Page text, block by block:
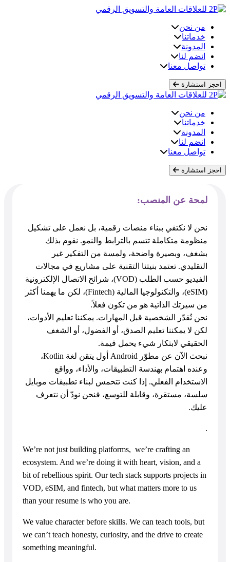
Skip
contentمن نحن
خدماتنا
المدونة
انضم لنا
تواصل معنا
احجز استشارة
من نحن
خدماتنا
المدونة
انضم لنا
تواصل معنا
احجز استشارة
لمحة عن المنصب:
نحن لا نكتفي ببناء منصات رقمية، بل نعمل على تشكيل
منظومة متكاملة تتسم بالترابط والنمو. نقوم بذلك
بشغف، وبصيرة واضحة، ولمسة من التفكير غير
التقليدي. تعتمد بنيتنا التقنية على مشاريع في مجالات
الفيديو حسب الطلب (VOD)، شرائح الاتصال الإلكترونية
(eSIM)، والتكنولوجيا المالية (Fintech)، لكن ما يهمنا أكثر
من سيرتك الذاتية هو من تكون فعلاً.
نحن نُقدّر الشخصية قبل المهارات. يمكننا تعليم الأدوات،
لكن لا يمكننا تعليم الصدق، أو الفضول، أو الشغف
الحقيقي لابتكار شيء يحمل قيمة.
نبحث الآن عن مطوّر Android أول يتقن لغة Kotlin،
وعنده اهتمام بهندسة التطبيقات، والأداء، وواقع
الاستخدام الفعلي. إذا كنت تتحمس لبناء تطبيقات موبايل
سلسة، مستقرة، وقابلة للتوسع، فنحن نودّ أن نتعرف
عليك.
.
We’re not just building platforms, we’re crafting an
ecosystem. And we’re doing it with heart, vision, and a
bit of rebellious spirit. Our tech stack supports projects in
VOD, eSIM, and fintech, but what matters more to us
than your resume is who you are.
We value character before skills. We can teach tools, but
we can’t teach honesty, curiosity, and the drive to create
something meaningful.